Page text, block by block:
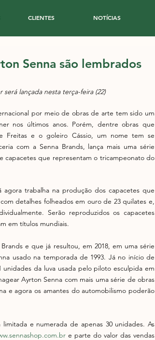
CLIENTES NOTÍCIAS
Senna são lembrados
lançada nesta terça-feira (22)
por meio de obras de arte tem sido um
nos últimos anos. Porém, dentre obras que
Freitas e o goleiro Cássio, um nome tem se
com a Senna Brands, lança mais uma série
capacetes que representam o tricampeonato do
trabalha na produção dos capacetes que
detalhes folheados em ouro de 23 quilates e,
Serão reproduzidos os capacetes
em títulos mundiais.
e que já resultou, em 2018, em uma série
usado na temporada de 1993. Já no início de
unidades da luva usada pelo piloto esculpida em
Ayrton Senna com mais uma série de obras
e agora os amantes do automobilismo poderão
e numerada de apenas 30 unidades. As
e parte do valor das vendas